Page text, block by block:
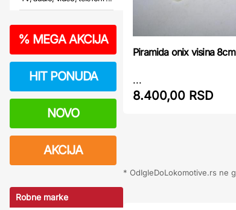
% MEGA AKCIJA
HIT PONUDA
NOVO
AKCIJA
Robne marke
Piramida onix visina 8cm
...
8.400,00 RSD
* OdIgleDoLokomotive.rs ne